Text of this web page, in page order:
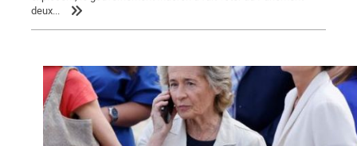
deux...